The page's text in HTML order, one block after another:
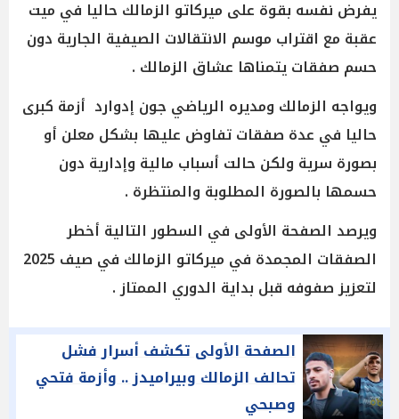
يفرض نفسه بقوة على ميركاتو الزمالك حاليا في ميت
عقبة مع اقتراب موسم الانتقالات الصيفية الجارية دون
حسم صفقات يتمناها عشاق الزمالك .
ويواجه الزمالك ومديره الرياضي جون إدوارد أزمة كبرى
حاليا في عدة صفقات تفاوض عليها بشكل معلن أو
بصورة سرية ولكن حالت أسباب مالية وإدارية دون
حسمها بالصورة المطلوبة والمنتظرة .
ويرصد الصفحة الأولى في السطور التالية أخطر
الصفقات المجمدة في ميركاتو الزمالك في صيف 2025
لتعزيز صفوفه قبل بداية الدوري الممتاز .
الصفحة الأولى تكشف أسرار فشل
تحالف الزمالك وبيراميدز .. وأزمة فتحي
وصبحي